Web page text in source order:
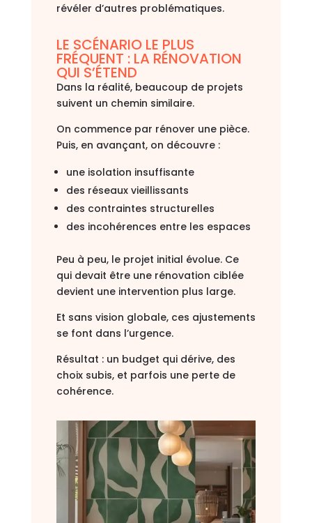
révéler d’autres problématiques.
LE SCÉNARIO LE PLUS
FRÉQUENT : LA RÉNOVATION
QUI S’ÉTEND
Dans la réalité, beaucoup de projets
suivent un chemin similaire.
On commence par rénover une pièce.
Puis, en avançant, on découvre :
une isolation insuffisante
des réseaux vieillissants
des contraintes structurelles
des incohérences entre les espaces
Peu à peu, le projet initial évolue. Ce
qui devait être une rénovation ciblée
devient une intervention plus large.
Et sans vision globale, ces ajustements
se font dans l’urgence.
Résultat : un budget qui dérive, des
choix subis, et parfois une perte de
cohérence.